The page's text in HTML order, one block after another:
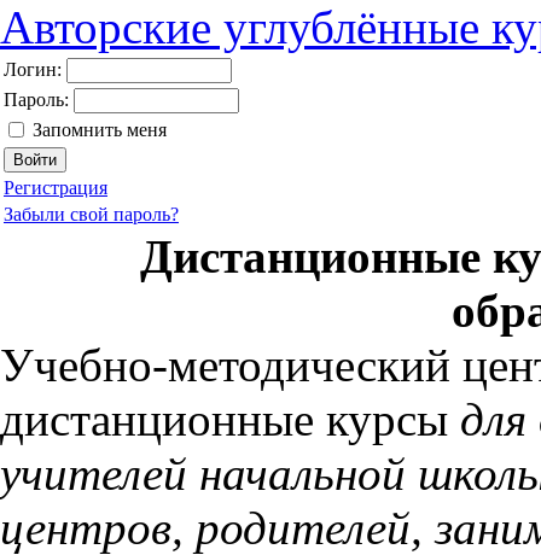
Авторские углублённые
Логин:
Пароль:
Запомнить меня
Регистрация
Забыли свой пароль?
Дистанционные
Учебно-методический
дистанционные курсы
учителей начальной
центров, родителей,